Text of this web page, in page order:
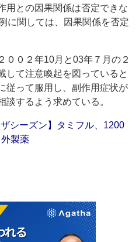
用との因果関係は否定できな
に関しては、因果関係を否定
０２年10月と03年７月の２
して注意喚起を図っていると
従って服用し、副作用症状が
談するよう求めている。
シーズン】タミフル、1200
製薬